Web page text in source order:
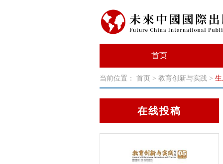
首页
当前位置： 首页 > 教育创新与实践 >
在线投稿